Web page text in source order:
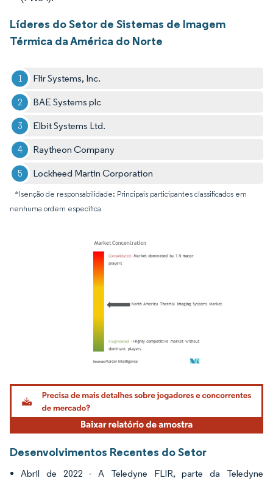
Líderes do Setor de Sistemas de Imagem
Térmica da América do Norte
Flir Systems, Inc.
BAE Systems plc
Elbit Systems Ltd.
Raytheon Company
Lockheed Martin Corporation
*Isenção de responsabilidade: Principais participantes classificados em
nenhuma ordem específica
Imagem © Mordor Intelligence. O reuso requer atribuição conforme CC BY 4.0.
Desenvolvimentos Recentes do Setor
Abril de 2022 - A Teledyne FLIR, parte da Teledyne